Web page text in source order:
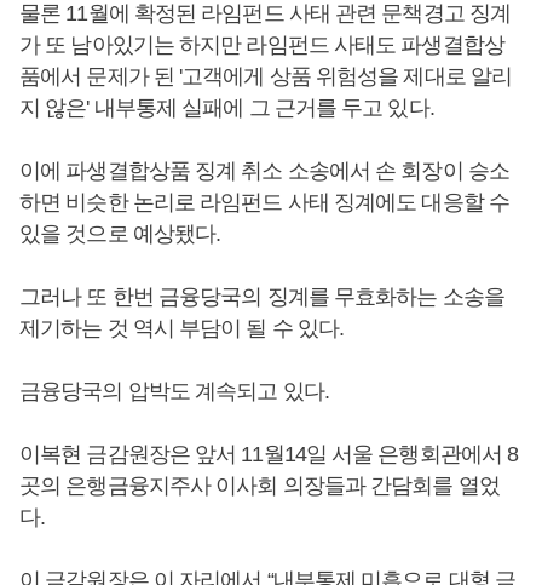
물론 11월에 확정된 라임펀드 사태 관련 문책경고 징계
가 또 남아있기는 하지만 라임펀드 사태도 파생결합상
품에서 문제가 된 '고객에게 상품 위험성을 제대로 알리
지 않은' 내부통제 실패에 그 근거를 두고 있다.
이에 파생결합상품 징계 취소 소송에서 손 회장이 승소
하면 비슷한 논리로 라임펀드 사태 징계에도 대응할 수
있을 것으로 예상됐다.
그러나 또 한번 금융당국의 징계를 무효화하는 소송을
제기하는 것 역시 부담이 될 수 있다.
금융당국의 압박도 계속되고 있다.
이복현 금감원장은 앞서 11월14일 서울 은행회관에서 8
곳의 은행금융지주사 이사회 의장들과 간담회를 열었
다.
이 금감원장은 이 자리에서 “내부통제 미흡으로 대형 금